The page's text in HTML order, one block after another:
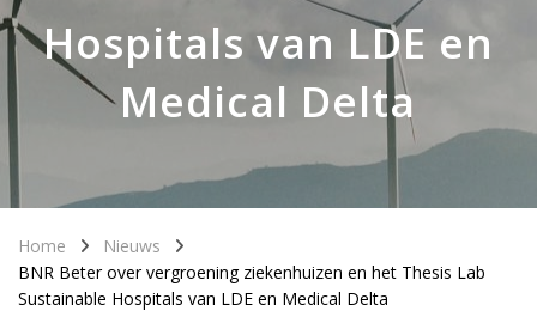
Hospitals van LDE en
Medical Delta
Home
Nieuws
BNR Beter over vergroening ziekenhuizen en het Thesis Lab
Sustainable Hospitals van LDE en Medical Delta